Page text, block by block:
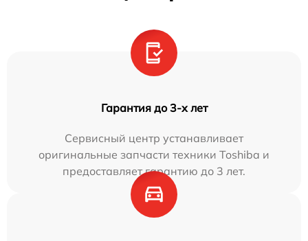
Гарантия до 3-х лет
Сервисный центр устанавливает
оригинальные запчасти техники Toshiba и
предоставляет гарантию до 3 лет.